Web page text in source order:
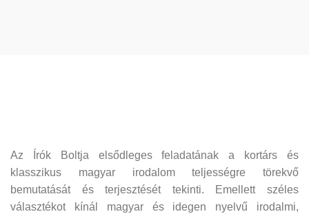
Az Írók Boltja elsődleges feladatának a kortárs és
klasszikus magyar irodalom teljességre törekvő
bemutatását és terjesztését tekinti. Emellett széles
választékot kínál magyar és idegen nyelvű irodalmi,